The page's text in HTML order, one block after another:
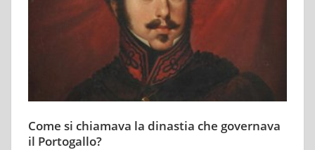
Come si chiamava la dinastia che governava
il Portogallo?